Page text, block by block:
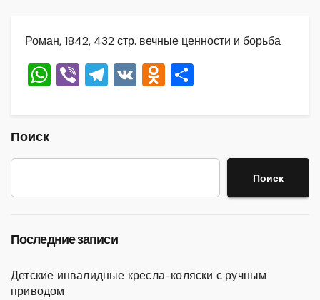
Роман, 1842, 432 стр. вечные ценности и борьба
W
A
p
Vi T
a
m
V O
kl
a
в
и
Поиск
Поиск
Последние записи
Детские инвалидные кресла-коляски с ручным
приводом